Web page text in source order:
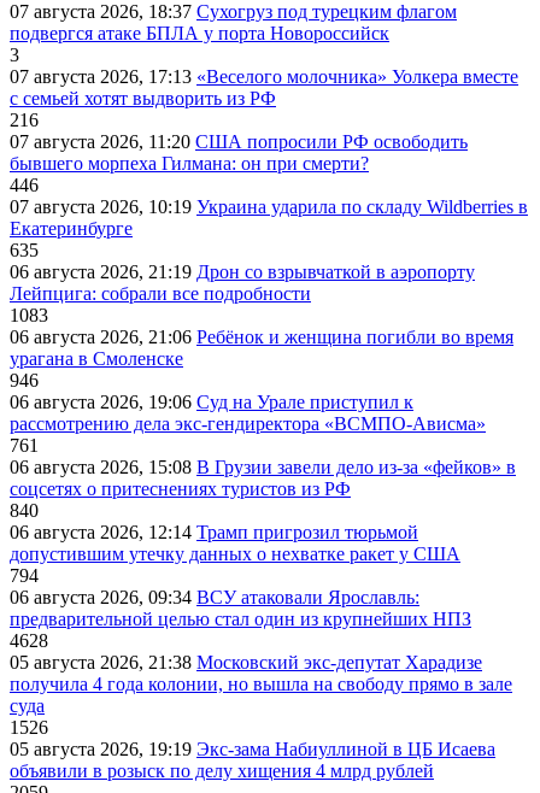
07 августа 2026, 18:37 Сухогруз под турецким флагом
подвергся атаке БПЛА у порта Новороссийск
3
07 августа 2026, 17:13 «Веселого молочника» Уолкера вместе
с семьей хотят выдворить из РФ
216
07 августа 2026, 11:20 США попросили РФ освободить
бывшего морпеха Гилмана: он при смерти?
446
07 августа 2026, 10:19 Украина ударила по складу Wildberries в
Екатеринбурге
635
06 августа 2026, 21:19 Дрон со взрывчаткой в аэропорту
Лейпцига: собрали все подробности
1083
06 августа 2026, 21:06 Ребёнок и женщина погибли во время
урагана в Смоленске
946
06 августа 2026, 19:06 Суд на Урале приступил к
рассмотрению дела экс-гендиректора «ВСМПО-Ависма»
761
06 августа 2026, 15:08 В Грузии завели дело из-за «фейков» в
соцсетях о притеснениях туристов из РФ
840
06 августа 2026, 12:14 Трамп пригрозил тюрьмой
допустившим утечку данных о нехватке ракет у США
794
06 августа 2026, 09:34 ВСУ атаковали Ярославль:
предварительной целью стал один из крупнейших НПЗ
4628
05 августа 2026, 21:38 Московский экс-депутат Харадизе
получила 4 года колонии, но вышла на свободу прямо в зале
суда
1526
05 августа 2026, 19:19 Экс-зама Набиуллиной в ЦБ Исаева
объявили в розыск по делу хищения 4 млрд рублей